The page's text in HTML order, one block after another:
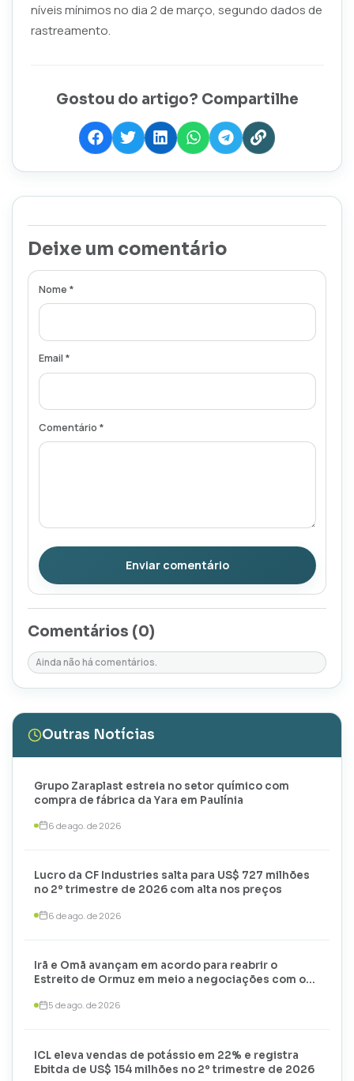
níveis mínimos no dia 2 de março, segundo dados de
rastreamento.
Gostou do artigo? Compartilhe
Deixe um comentário
Nome *
Email *
Comentário *
Enviar comentário
Comentários (0)
Ainda não há comentários.
Outras Notícias
Grupo Zaraplast estreia no setor químico com
compra de fábrica da Yara em Paulínia
6 de ago. de 2026
Lucro da CF Industries salta para US$ 727 milhões
no 2º trimestre de 2026 com alta nos preços
6 de ago. de 2026
Irã e Omã avançam em acordo para reabrir o
Estreito de Ormuz em meio a negociações com os
5 de ago. de 2026
ICL eleva vendas de potássio em 22% e registra
Ebitda de US$ 154 milhões no 2º trimestre de 2026